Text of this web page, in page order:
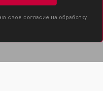
свое согласие на обработку